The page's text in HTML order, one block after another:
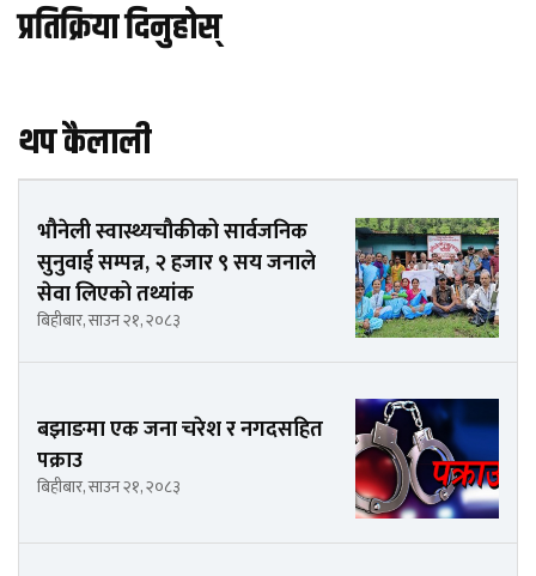
प्रतिक्रिया दिनुहोस्
थप कैलाली
भौनेली स्वास्थ्यचौकीको सार्वजनिक
सुनुवाई सम्पन्न, २ हजार ९ सय जनाले
सेवा लिएको तथ्यांक
बिहीबार, साउन २१, २०८३
बझाङमा एक जना चरेश र नगदसहित
पक्राउ
बिहीबार, साउन २१, २०८३